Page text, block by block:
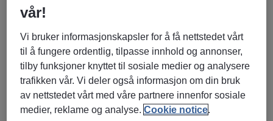
Bilde: Elin Bauge-Dybdahl, daglig leder i Amanda
Barnehage og Bente Fiskaaen, fagansvarlig Oppvekst,
Manpower Haugesund
vår!
Vi bruker informasjonskapsler for å få nettstedet vårt
til å fungere ordentlig, tilpasse innhold og annonser,
tilby funksjoner knyttet til sosiale medier og analysere
trafikken vår. Vi deler også informasjon om din bruk
av nettstedet vårt med våre partnere innenfor sosiale
medier, reklame og analyse.Cookie notice.